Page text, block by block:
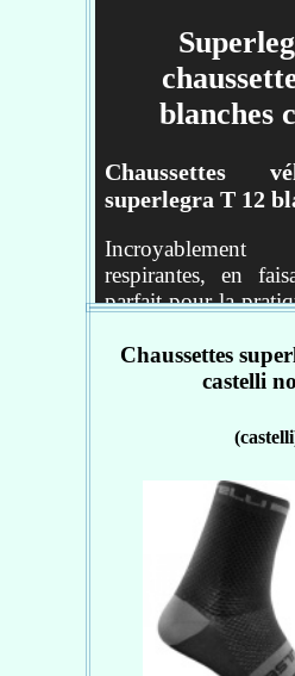
blanches
Chaussettes
superlegra T 12
respirantes, en
parfait pour la
Conçues en fils
de l'humidité et
d'une cheville en
qui se fera oublier.
Caractéristiques :
Couleur : blanc
Hauteur de la
cm
Chaussettes
castelli